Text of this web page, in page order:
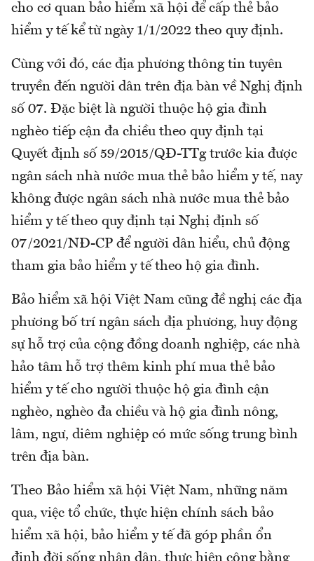
cho cơ quan bảo hiểm xã hội để cấp thẻ bảo
hiểm y tế kể từ ngày 1/1/2022 theo quy định.
Cùng với đó, các địa phương thông tin tuyên
truyền đến người dân trên địa bàn về Nghị định
số 07. Đặc biệt là người thuộc hộ gia đình
nghèo tiếp cận đa chiều theo quy định tại
Quyết định số 59/2015/QĐ-TTg trước kia được
ngân sách nhà nước mua thẻ bảo hiểm y tế, nay
không được ngân sách nhà nước mua thẻ bảo
hiểm y tế theo quy định tại Nghị định số
07/2021/NĐ-CP để người dân hiểu, chủ động
tham gia bảo hiểm y tế theo hộ gia đình.
Bảo hiểm xã hội Việt Nam cũng đề nghị các địa
phương bố trí ngân sách địa phương, huy động
sự hỗ trợ của cộng đồng doanh nghiệp, các nhà
hảo tâm hỗ trợ thêm kinh phí mua thẻ bảo
hiểm y tế cho người thuộc hộ gia đình cận
nghèo, nghèo đa chiều và hộ gia đình nông,
lâm, ngư, diêm nghiệp có mức sống trung bình
trên địa bàn.
Theo Bảo hiểm xã hội Việt Nam, những năm
qua, việc tổ chức, thực hiện chính sách bảo
hiểm xã hội, bảo hiểm y tế đã góp phần ổn
định đời sống nhân dân, thực hiện công bằng